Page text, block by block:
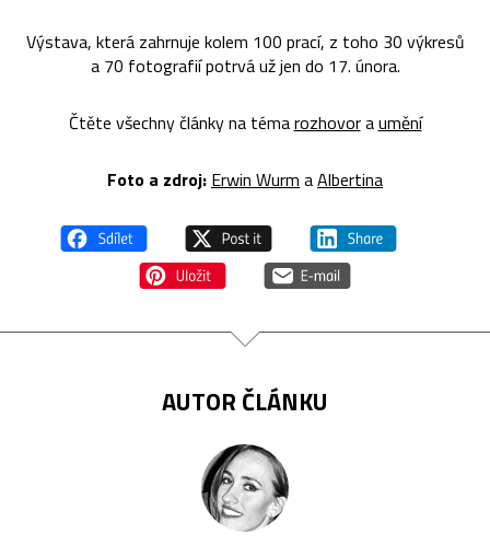
Výstava, která zahrnuje kolem 100 prací, z toho 30 výkresů
a 70 fotografií potrvá už jen do 17. února.
Čtěte všechny články na témarozhovoraumění
Foto a zdroj: Erwin Wurm aAlbertina
AUTOR ČLÁNKU